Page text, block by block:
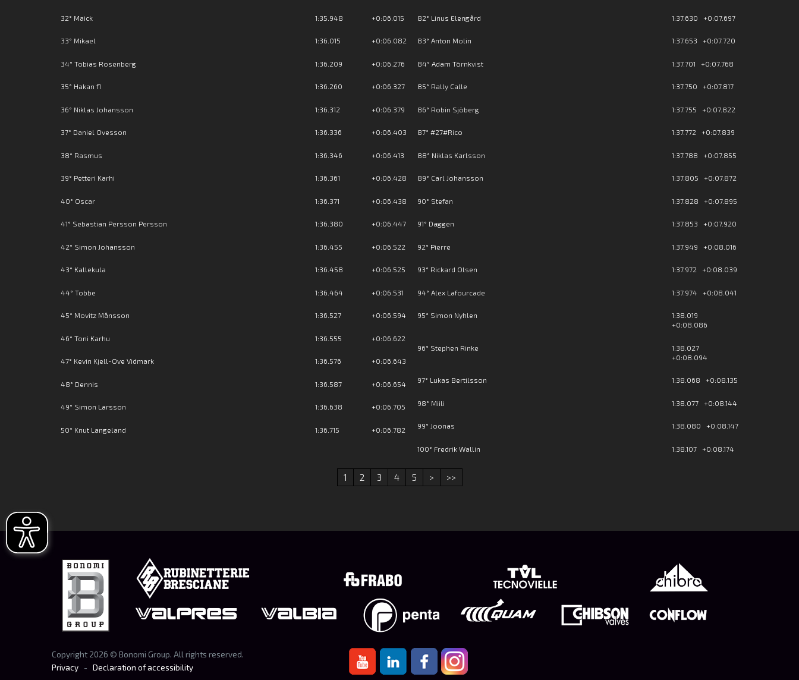
32° Maick 1:35.948 +0:06.015
33° Mikael 1:36.015 +0:06.082
34° Tobias Rosenberg 1:36.209 +0:06.276
35° Hakan f1 1:36.260 +0:06.327
36° Niklas Johansson 1:36.312 +0:06.379
37° Daniel Ovesson 1:36.336 +0:06.403
38° Rasmus 1:36.346 +0:06.413
39° Petteri Karhi 1:36.361 +0:06.428
40° Oscar 1:36.371 +0:06.438
41° Sebastian Persson Persson 1:36.380 +0:06.447
42° Simon Johansson 1:36.455 +0:06.522
43° Kallekula 1:36.458 +0:06.525
44° Tobbe 1:36.464 +0:06.531
45° Movitz Månsson 1:36.527 +0:06.594
46° Toni Karhu 1:36.555 +0:06.622
47° Kevin Kjell-Ove Vidmark 1:36.576 +0:06.643
48° Dennis 1:36.587 +0:06.654
49° Simon Larsson 1:36.638 +0:06.705
50° Knut Langeland 1:36.715 +0:06.782
82° Linus Elengård 1:37.630 +0:07.697
83° Anton Molin 1:37.653 +0:07.720
84° Adam Törnkvist 1:37.701 +0:07.768
85° Rally Calle 1:37.750 +0:07.817
86° Robin Sjöberg 1:37.755 +0:07.822
87° #27#Rico 1:37.772 +0:07.839
88° Niklas Karlsson 1:37.788 +0:07.855
89° Carl Johansson 1:37.805 +0:07.872
90° Stefan 1:37.828 +0:07.895
91° Daggen 1:37.853 +0:07.920
92° Pierre 1:37.949 +0:08.016
93° Rickard Olsen 1:37.972 +0:08.039
94° Alex Lafourcade 1:37.974 +0:08.041
95° Simon Nyhlen
1:38.019
+0:08.086
96° Stephen Rinke
1:38.027
+0:08.094
97° Lukas Bertilsson 1:38.068 +0:08.135
98° Miili 1:38.077 +0:08.144
99° Joonas 1:38.080 +0:08.147
100° Fredrik Wallin 1:38.107 +0:08.174
1 2 3 4 5 > >>
Copyright 2026 © Bonomi Group. All rights reserved.
Privacy - Declaration of accessibility